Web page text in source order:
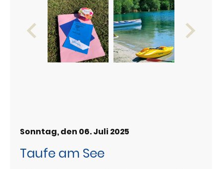
Sonntag, den 06. Juli 2025
Taufe am See